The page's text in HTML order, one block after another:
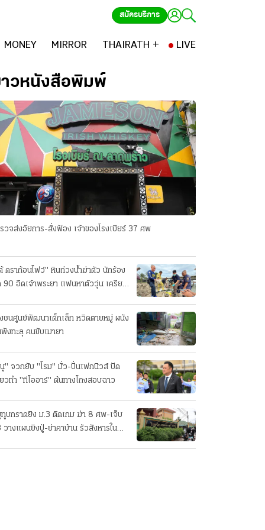
สมัครบริการ
MONEY MIRROR THAIRATH + LIVE
วหนังสือพิมพ์
วจส่งอัยการ-สั่งฟ้อง เจ้าของโรงเบียร์ 37 ศพ
ดราก้อนไฟว์" หินถ่วงน้ำฆ่าตัว นักร้อง
90 อืดเจ้าพระยา แฟนหาตัววุ่น เครียด
ชนศูนย์พัฒนาเด็กเล็ก หวิดตายหมู่ ผนัง
งทะลุ คนขับเมายา
" จวกยับ "โรม" มั่ว-ปั่นเฟกนิวส์ ปัด
วทํา "ทีโออาร์" ต้นทางโกงสอบฉาว
บกราดยิง ม.3 ติดเกม ฆ่า 8 ศพ-เจ็บ
วางแผนยิงปู่-ย่าคาบ้าน รัวสังหารใน